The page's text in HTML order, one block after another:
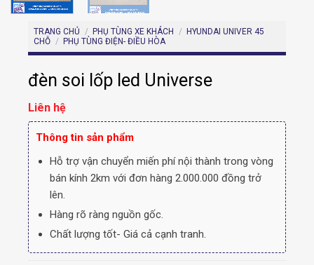
TRANG CHỦ / PHỤ TÙNG XE KHÁCH / HYUNDAI UNIVER 45
CHỖ / PHỤ TÙNG ĐIỆN- ĐIỀU HÒA
đèn soi lốp led Universe
Liên hệ
Thông tin sản phẩm
Hỗ trợ vận chuyển miến phí nội thành trong vòng
bán kính 2km với đơn hàng 2.000.000 đồng trở
lên.
Hàng rõ ràng nguồn gốc.
Chất lượng tốt- Giá cả cạnh tranh.